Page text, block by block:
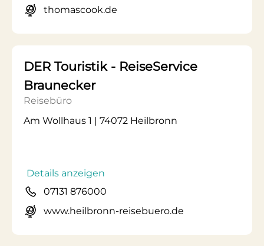
thomascook.de
DER Touristik - ReiseService
Braunecker
Reisebüro
Am Wollhaus 1 | 74072 Heilbronn
Details anzeigen
07131 876000
www.heilbronn-reisebuero.de